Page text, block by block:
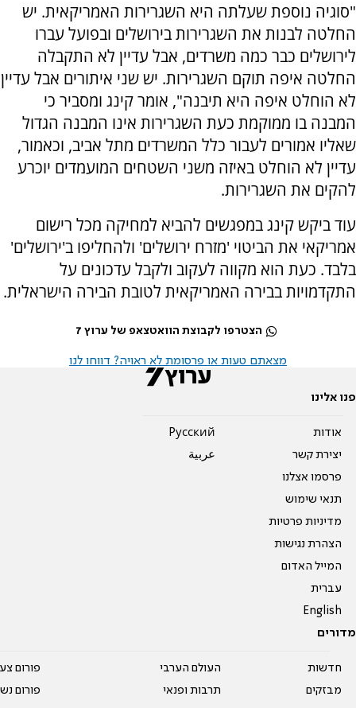
"סוגיה נוספת שעלתה היא השגרירות האמריקאית. יש
החלטה לבנות את השגרירות בירושלים ובפועל עברו
לירושלים כבר כמה משרדים, אבל עדיין לא התקבלה
החלטה איפה תוקם השגרירות. יש שני איתורים אבל עדיין
לא הוחלט איפה היא תיבנה", אומר קינג ומסביר כי
המבנה בו ממוקמת כעת השגרירות אינו המבנה הגדול
שאליו אמורים לעבור כלל המשרדים מתל אביב, וכאמור,
עדיין לא הוחלט באיזה משני השטחים המועמדים יוכרע
להקים את השגרירות.
עוד ביקש קינג במפגשים להביא למחיקה מכל רישום
אמריקאי את הביטוי 'מזרח ירושלים' ולהחליפו ב'ירושלים'
בלבד. כעת הוא מקווה לעקוב ולקבל עדכונים על
התקדמויות בבירה האמריקאית לטובת הבירה הישראלית.
הצטרפו לקבוצת הוואטצאפ של ערוץ 7
מצאתם טעות או פרסומת לא ראויה? דווחו לנו
פנו אלינו
אודות
יצירת קשר
פרסמו אצלנו
תנאי שימוש
מדיניות פרטיות
הצהרת נגישות
המייל האדום
עברית
English
Pусский
عربية
מדורים
חדשות
מבזקים
העולם הערבי
תרבות ופנאי
פורום
פורום